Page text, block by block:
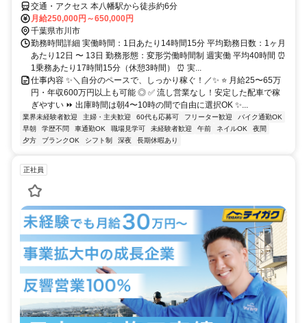
交通・アクセス 本八幡駅から徒歩約6分
月給250,000円～650,000円
千葉県市川市
勤務時間詳細 実働時間：1日あたり14時間15分 平均勤務日数：1ヶ月
あたり12日 〜 13日 勤務形態：変形労働時間制 週実働 平均40時間 ⏰
1乗務あたり17時間15分（休憩3時間） ⏰ 実...
仕事内容 ✨＼自分のペースで、しっかり稼ぐ！／✨ ⭐ 月給25〜65万
円・年収600万円以上も可能 ◎ ✅ 流し営業なし！安定した配車で稼
ぎやすい ⏩ 出庫時間は朝4〜10時の間で自由に選択OK ✨...
業界未経験者歓迎 主婦・主夫歓迎 60代も応募可 フリーター歓迎
バイク通勤OK
早朝
学歴不問 車通勤OK 職場見学可 未経験者歓迎 午前 ネイルOK
夜間
夕方
ブランクOK シフト制 深夜 長期休暇あり
正社員